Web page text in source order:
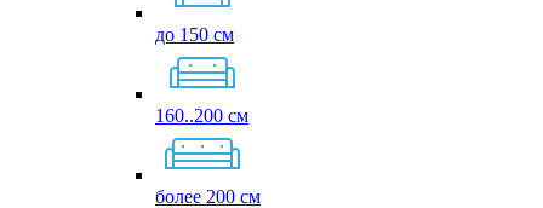
до 150 см
160..200 см
более 200 см